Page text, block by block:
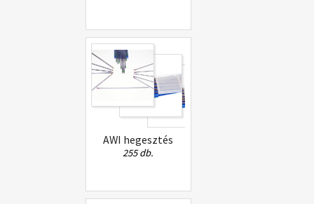
AWI hegesztés
255 db.